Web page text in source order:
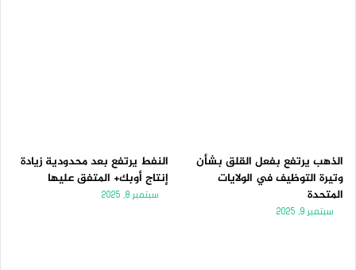
الذهب يرتفع بفعل القلق بشأن
وتيرة التوظيف في الولايات
المتحدة
سبتمبر 9, 2025
النفط يرتفع بعد محدودية زيادة
إنتاج أوبك+ المتفق عليها
سبتمبر 8, 2025